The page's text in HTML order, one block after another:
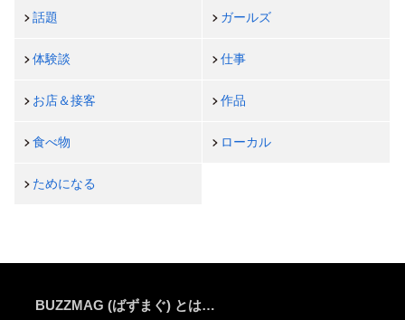
話題 ガールズ
体験談 仕事
お店＆接客 作品
食べ物 ローカル
ためになる
BUZZMAG (ばずまぐ) とは…